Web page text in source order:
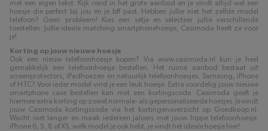
met een eigen tekst. Kijk rond in het grote aanbod en je vindt altijd wel een
hoesje die perfect bij jou en je bff past. Hebben jullie niet het zelfde model
telefoon? Geen probleem! Kies een setje en selecteer jullie verschillende
toestellen. Jullie ideale matching smartphonehoesje, Casimoda heeft ze voor
je!
Korting op jouw nieuwe hoesje
Ook een nieuw telefoonhoesje kopen? Via www.casimoda.nl kun je heel
gemakkelijk een telefoonhoesje bestellen. Het ruime aanbod bestaat uit
screenprotectors, iPadhoezen en natuurlijk telefoonhoesjes. Samsung, iPhone
of HTC? Voor ieder model vind je een leuk hoesje. Extra voordelig jouw nieuwe
smartphone case bestellen kan met een kortingscode. Casimoda geeft je
hiermee extra korting op zowel normale- als gepersonaliseerde hoesjes. Je vindt
jouw Casimoda kortingscode via het kortingenoverzicht op Goedkoop.nl.
Wacht niet langer en maak iedereen jaloers met jouw hippe telefoonhoesje.
iPhone 6, 5, 8 of XS, welk model je ook hebt, je vindt het ideale hoesje hier!